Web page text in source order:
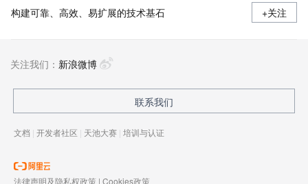
构建可靠、高效、易扩展的技术基石 +关注
关注我们： 新浪微博
联系我们
文档 | 开发者社区 | 天池大赛 | 培训与认证
法律声明及隐私权政策 | Cookies政策